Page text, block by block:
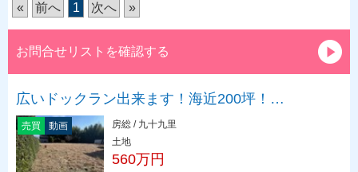
«
前へ 1 次へ »
お問合せリストを確認する
広いドックラン出来ます！海近200坪！…
売買 動画
房総 / 九十九里
土地
560万円